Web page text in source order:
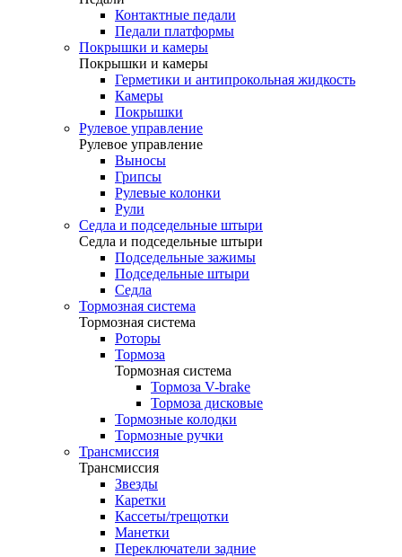
Контактные педали
Педали платформы
Покрышки и камеры
Покрышки и камеры
Герметики и антипрокольная жидкость
Камеры
Покрышки
Рулевое управление
Рулевое управление
Выносы
Грипсы
Рулевые колонки
Рули
Седла и подседельные штыри
Седла и подседельные штыри
Подседельные зажимы
Подседельные штыри
Седла
Тормозная система
Тормозная система
Роторы
Тормоза
Тормозная система
Тормоза V-brake
Тормоза дисковые
Тормозные колодки
Тормозные ручки
Трансмиссия
Трансмиссия
Звезды
Каретки
Кассеты/трещотки
Манетки
Переключатели задние